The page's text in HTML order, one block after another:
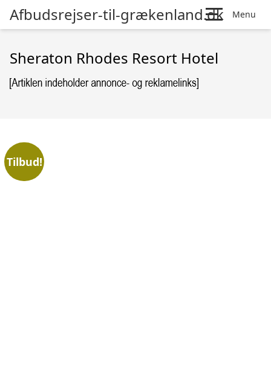
Afbudsrejser-til-grækenland.dk Menu
Sheraton Rhodes Resort Hotel
Tilbud!